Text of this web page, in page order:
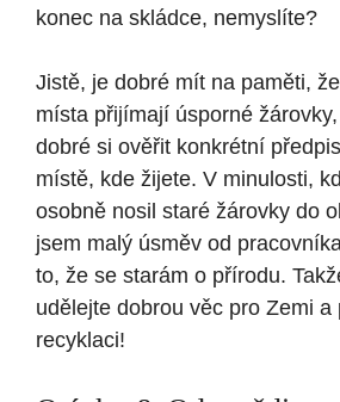
konec na skládce, nemyslíte?
Jistě, je dobré mít na paměti,
místa přijímají úsporné
dobré si ověřit konkrétní
místě, kde žijete. V minulosti,
osobně nosil staré žárovky do
jsem malý úsměv od
to, že se starám o přírodu.
udělejte dobrou věc pro Zemi a
recyklaci!